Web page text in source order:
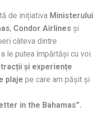
de inițiativa Ministerului
, Condor Airlines și
câteva dintre
le putea împărtăși cu voi.
și experiențe
plaje pe care am pășit și
in the Bahamas”.